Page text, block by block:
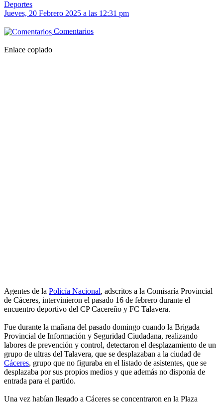
Deportes
Jueves, 20 Febrero 2025 a las 12:31 pm
Comentarios
Enlace copiado
Agentes de la Policía Nacional, adscritos a la Comisaría Provincial
de Cáceres, intervinieron el pasado 16 de febrero durante el
encuentro deportivo del CP Cacereño y FC Talavera.
Fue durante la mañana del pasado domingo cuando la Brigada
Provincial de Información y Seguridad Ciudadana, realizando
labores de prevención y control, detectaron el desplazamiento de un
grupo de ultras del Talavera, que se desplazaban a la ciudad de
Cáceres, grupo que no figuraba en el listado de asistentes, que se
desplazaba por sus propios medios y que además no disponía de
entrada para el partido.
Una vez habían llegado a Cáceres se concentraron en la Plaza